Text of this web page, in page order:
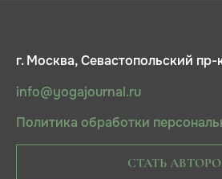
г. Москва, Севастопольский пр-
info@yogajournal.ru
Политика обработки
СТАТЬ